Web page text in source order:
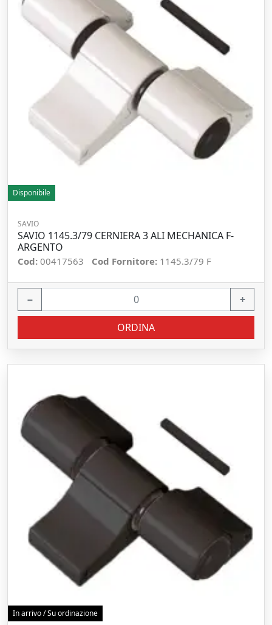
Disponibile
SAVIO
SAVIO 1145.3/79 CERNIERA 3 ALI MECHANICA F-
ARGENTO
Cod: 00417563 Cod Fornitore: 1145.3/79 F
− +
ORDINA
In arrivo / Su ordinazione